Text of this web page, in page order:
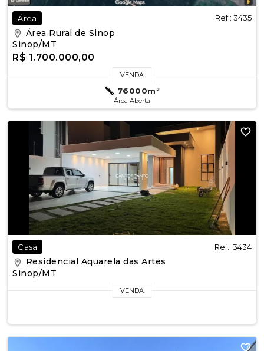
Área Ref.: 3435
Área Rural de Sinop
Sinop/MT
R$ 1.700.000,00
VENDA
76000m²
Área Aberta
Casa Ref.: 3434
Residencial Aquarela das Artes
Sinop/MT
VENDA